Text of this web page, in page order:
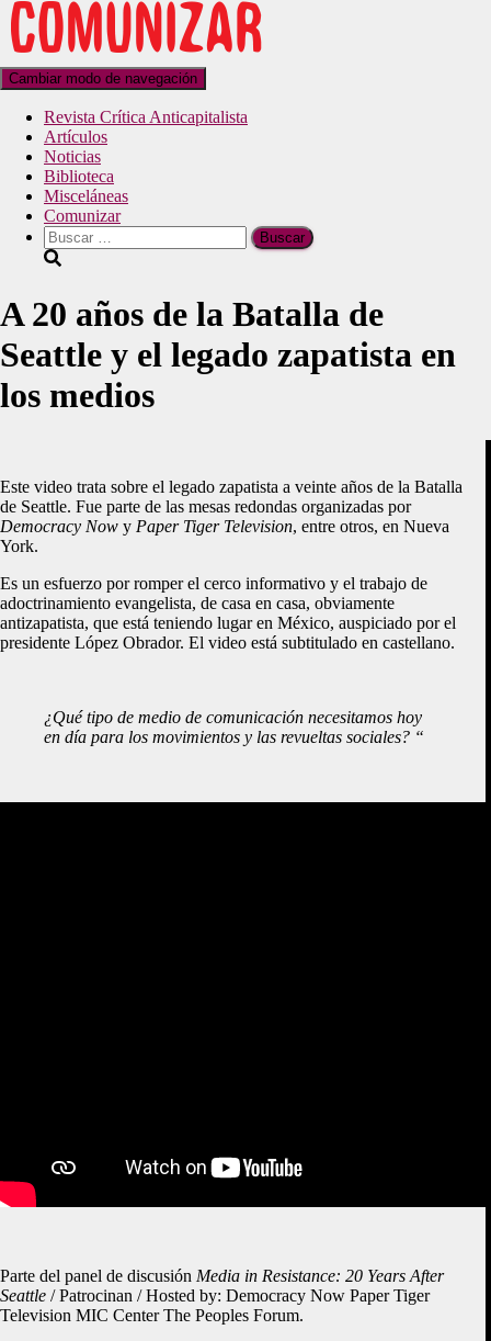
Cambiar modo de navegación
Revista Crítica Anticapitalista
Artículos
Noticias
Biblioteca
Misceláneas
Comunizar
A 20 años de la Batalla de
Seattle y el legado zapatista en
los medios
Este video trata sobre el legado zapatista a veinte años de la Batalla
de Seattle. Fue parte de las mesas redondas organizadas por
Democracy Now y Paper Tiger Television, entre otros, en Nueva
York.
Es un esfuerzo por romper el cerco informativo y el trabajo de
adoctrinamiento evangelista, de casa en casa, obviamente
antizapatista, que está teniendo lugar en México, auspiciado por el
presidente López Obrador. El video está subtitulado en castellano.
¿Qué tipo de medio de comunicación necesitamos hoy
en día para los movimientos y las revueltas sociales? “
Parte del panel de discusión Media in Resistance: 20 Years After
Seattle / Patrocinan / Hosted by: Democracy Now Paper Tiger
Television MIC Center The Peoples Forum.